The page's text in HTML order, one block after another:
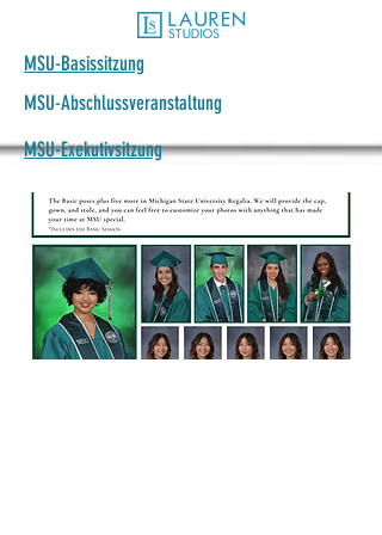
MSU-Basissitzung
MSU-Abschlussveranstaltung
MSU-Exekutivsitzung